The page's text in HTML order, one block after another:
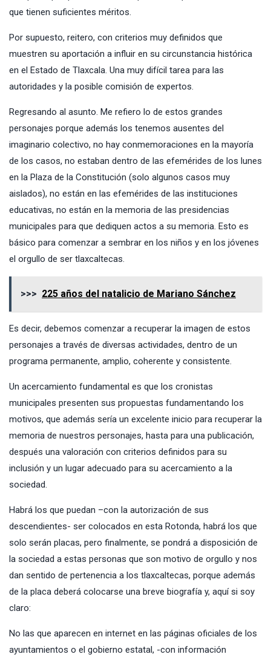
que tienen suficientes méritos.
Por supuesto, reitero, con criterios muy definidos que
muestren su aportación a influir en su circunstancia histórica
en el Estado de Tlaxcala. Una muy difícil tarea para las
autoridades y la posible comisión de expertos.
Regresando al asunto. Me refiero lo de estos grandes
personajes porque además los tenemos ausentes del
imaginario colectivo, no hay conmemoraciones en la mayoría
de los casos, no estaban dentro de las efemérides de los lunes
en la Plaza de la Constitución (solo algunos casos muy
aislados), no están en las efemérides de las instituciones
educativas, no están en la memoria de las presidencias
municipales para que dediquen actos a su memoria. Esto es
básico para comenzar a sembrar en los niños y en los jóvenes
el orgullo de ser tlaxcaltecas.
>>> 225 años del natalicio de Mariano Sánchez
Es decir, debemos comenzar a recuperar la imagen de estos
personajes a través de diversas actividades, dentro de un
programa permanente, amplio, coherente y consistente.
Un acercamiento fundamental es que los cronistas
municipales presenten sus propuestas fundamentando los
motivos, que además sería un excelente inicio para recuperar la
memoria de nuestros personajes, hasta para una publicación,
después una valoración con criterios definidos para su
inclusión y un lugar adecuado para su acercamiento a la
sociedad.
Habrá los que puedan –con la autorización de sus
descendientes- ser colocados en esta Rotonda, habrá los que
solo serán placas, pero finalmente, se pondrá a disposición de
la sociedad a estas personas que son motivo de orgullo y nos
dan sentido de pertenencia a los tlaxcaltecas, porque además
de la placa deberá colocarse una breve biografía y, aquí si soy
claro:
No las que aparecen en internet en las páginas oficiales de los
ayuntamientos o el gobierno estatal, -con información